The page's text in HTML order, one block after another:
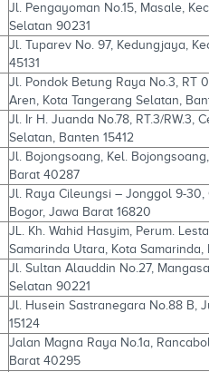
Jl. Pengayoman No.15, Masale,
Selatan 90231
Jl. Tuparev No. 97, Kedungjaya,
45131
Jl. Pondok Betung Raya No.3, RT
Aren, Kota Tangerang Selatan,
Jl. Ir H. Juanda No.78, RT.3/RW.3,
Selatan, Banten 15412
Jl. Bojongsoang, Kel.
Barat 40287
Jl. Raya Cileungsi – Jonggol 9-30,
Bogor, Jawa Barat 16820
JL. Kh. Wahid Hasyim, Perum.
Samarinda Utara, Kota
Jl. Sultan Alauddin No.27,
Selatan 90221
Jl. Husein Sastranegara No.88 B,
15124
Jalan Magna Raya No.1a,
Barat 40295